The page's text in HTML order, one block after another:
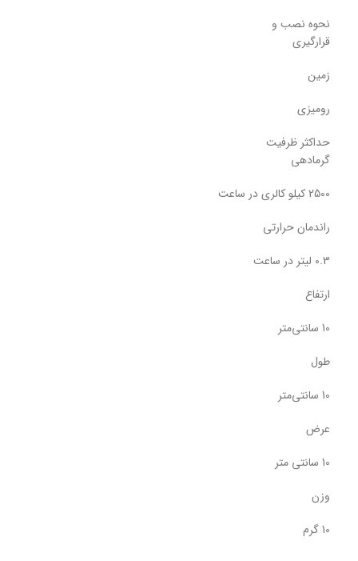
نحوه نصب و
قرارگیری
زمین
رومیزی
حداکثر ظرفیت
گرمادهی
2500 کیلو کالری در ساعت
راندمان حرارتی
0.3 لیتر در ساعت
ارتفاع
10 سانتی‌متر
طول
10 سانتی‌متر
عرض
10 سانتی متر
وزن
10 گرم